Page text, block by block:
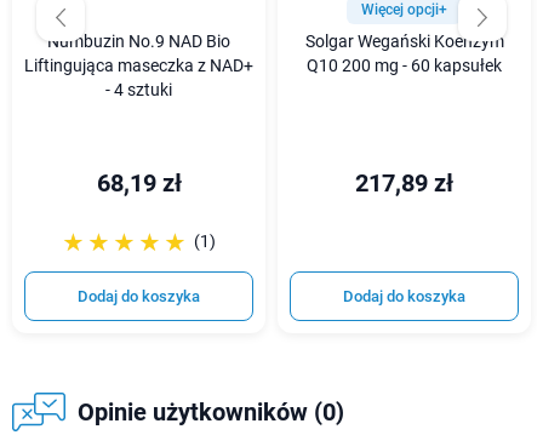
Numbuzin No.9 NAD Bio
Liftingująca maseczka z NAD+
- 4 sztuki
68,19 zł
☆☆☆☆☆
★★★★★ (1)
Dodaj do koszyka
Więcej opcji+
Solgar Wegański Koenzym
Q10 200 mg - 60 kapsułek
217,89 zł
Dodaj do koszyka
Opinie użytkowników (0)